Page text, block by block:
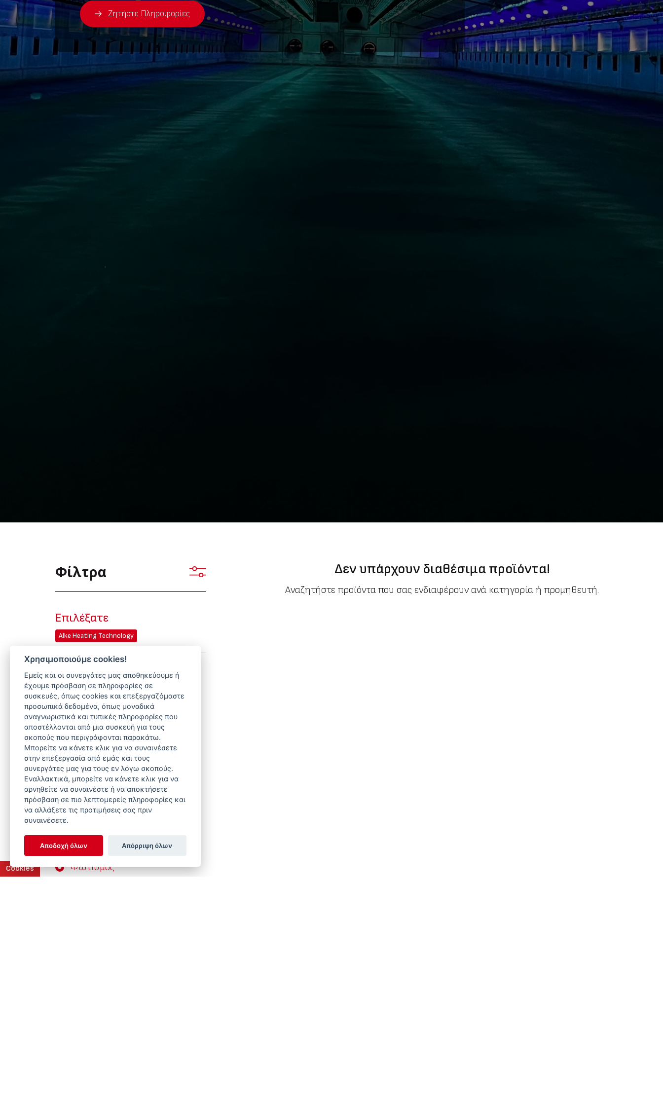
Cookies
Ζητήστε Πληροφορίες
Φίλτρα
Επιλέξατε
Alke Heating Technology
Τύπος Συστήματος
Συστήματα Ταΐσματος
Υδροδοσία
Συστήματα Φωλιάς
Θέρμανση
Εξαερισμός
Συστήματα Ζύγισης
Ελεγκτές & Πίνακες Ελέγχου
Φωτισμός
Δεν υπάρχουν διαθέσιμα προϊόντα!
Αναζητήστε προϊόντα που σας ενδιαφέρουν ανά κατηγορία ή προμηθευτή.
Χρησιμοποιούμε cookies!
Εμείς και οι συνεργάτες μας αποθηκεύουμε ή
έχουμε πρόσβαση σε πληροφορίες σε
συσκευές, όπως cookies και επεξεργαζόμαστε
προσωπικά δεδομένα, όπως μοναδικά
αναγνωριστικά και τυπικές πληροφορίες που
αποστέλλονται από μια συσκευή για τους
σκοπούς που περιγράφονται παρακάτω.
Μπορείτε να κάνετε κλικ για να συναινέσετε
στην επεξεργασία από εμάς και τους
συνεργάτες μας για τους εν λόγω σκοπούς.
Εναλλακτικά, μπορείτε να κάνετε κλικ για να
αρνηθείτε να συναινέστε ή να αποκτήσετε
πρόσβαση σε πιο λεπτομερείς πληροφορίες και
να αλλάξετε τις προτιμήσεις σας πριν
συναινέσετε.
Αποδοχή όλων Απόρριψη όλων